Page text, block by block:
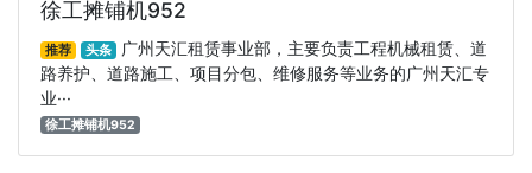
徐工摊铺机952
推荐 头条
广州天汇租赁事业部，主要负责工程机械租赁、道
路养护、道路施工、项目分包、维修服务等业务的广州天汇专
业···
徐工摊铺机952